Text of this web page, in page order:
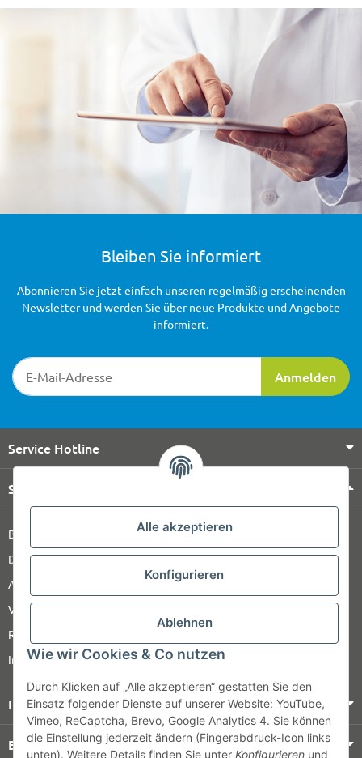
Alle akzeptieren
Konfigurieren
Ablehnen
Wie wir Cookies & Co nutzen
Durch Klicken auf „Alle akzeptieren“ gestatten Sie den
Einsatz folgender Dienste auf unserer Website: YouTube,
Vimeo, ReCaptcha, Brevo, Google Analytics 4. Sie können
die Einstellung jederzeit ändern (Fingerabdruck-Icon links
unten). Weitere Details finden Sie unter Konfigurieren und
Bleiben Sie informiert
Newsletter-Registrierung
Anmelden
Abonnieren Sie jetzt einfach unseren regelmäßig erscheinenden
Newsletter und werden Sie über neue Produkte und Angebote
informiert.
Service Hotline
Shop Service
Barrierefreiheitserklärung
Datenschutz
AGB
Versandinformationen
Retour
Impressum
Informationen
Bezahlung & Versand